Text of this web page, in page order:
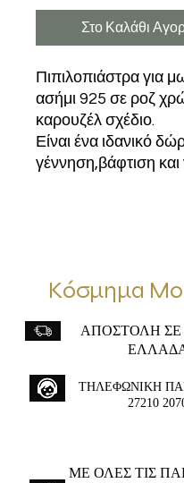
Στο Καλάθι
Πιπιλοπιάστρα για
ασήμι 925 σε ροζ
καρουζέλ σχέδιο.
Είναι ένα ιδανικό
γέννηση,βάφτιση και
Κόσμημα
ΑΠΟΣΤΟΛΗ ΣΕ
ΤΗΛΕΦΩΝΙΚΗ
27210
ME ΟΛΕΣ ΤΙΣ